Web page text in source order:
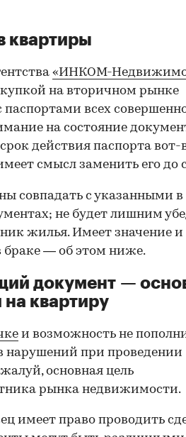
квартиры
«ИНКОМ-
на вторичном рынке
паспортами всех
на состояние
действия паспорта вот-
смысл заменить его до
совпадать с указанными в
не будет лишним
жилья. Имеет значение и
— об этом ниже.
документ —
на квартиру
и возможность не
нарушений при проведении
основная цель
рынка недвижимости.
имеет право проводить